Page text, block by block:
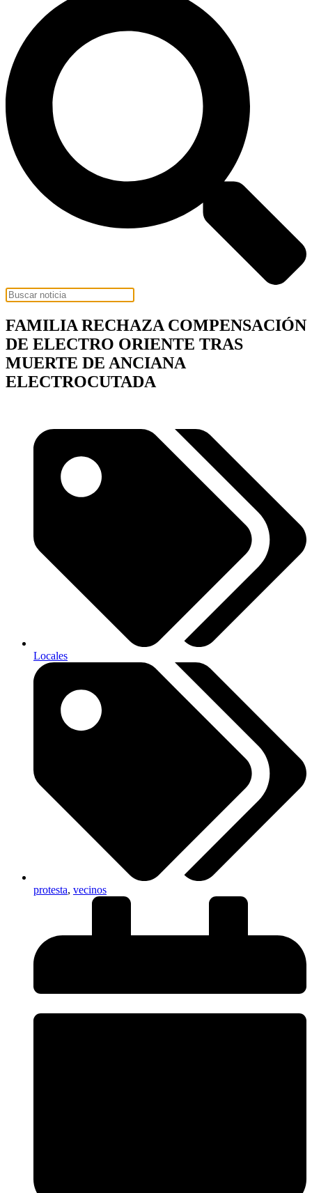
FAMILIA RECHAZA COMPENSACIÓN
DE ELECTRO ORIENTE TRAS
MUERTE DE ANCIANA
ELECTROCUTADA
Locales
protesta, vecinos